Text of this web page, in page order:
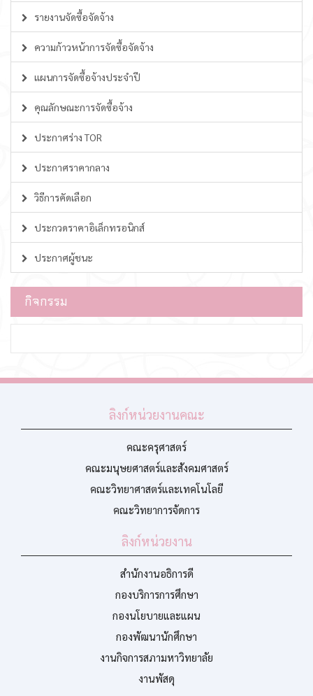
รายงานจัดซื้อจัดจ้าง
ความก้าวหน้าการจัดซื้อจัดจ้าง
แผนการจัดซื้อจ้างประจำปี
คุณลักษณะการจัดซื้อจ้าง
ประกาศร่าง TOR
ประกาศราคากลาง
วิธีการคัดเลือก
ประกวดราคาอิเล็กทรอนิกส์
ประกาศผู้ชนะ
กิจกรรม
ลิงก์หน่วยงานคณะ
คณะครุศาสตร์
คณะมนุษยศาสตร์และสังคมศาสตร์
คณะวิทยาศาสตร์และเทคโนโลยี
คณะวิทยาการจัดการ
ลิงก์หน่วยงาน
สำนักงานอธิการดี
กองบริการการศึกษา
กองนโยบายและแผน
กองพัฒนานักศึกษา
งานกิจการสภามหาวิทยาลัย
งานพัสดุ